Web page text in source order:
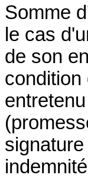
Somme
le cas
de son